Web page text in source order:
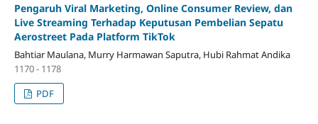
Pengaruh Viral Marketing, Online Consumer Review, dan
Live Streaming Terhadap Keputusan Pembelian Sepatu
Aerostreet Pada Platform TikTok
Bahtiar Maulana, Murry Harmawan Saputra, Hubi Rahmat Andika
1170 - 1178
PDF